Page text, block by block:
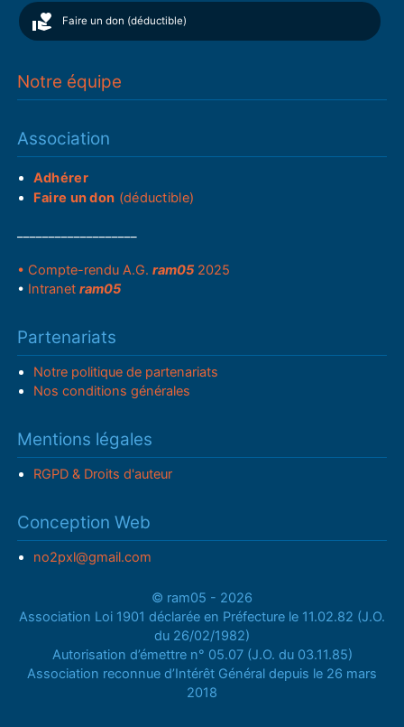
Faire un don (déductible)
Notre équipe
Association
Adhérer
Faire un don (déductible)
• Compte-rendu A.G.ram05 2025
• Intranetram05
Partenariats
Notre politique de partenariats
Nos conditions générales
Mentions légales
RGPD & Droits d'auteur
Conception Web
no2pxl@gmail.com
© ram05 - 2026
Association Loi 1901 déclarée en Préfecture le 11.02.82 (J.O.
du 26/02/1982)
Autorisation d’émettre n° 05.07 (J.O. du 03.11.85)
Association reconnue d’Intérêt Général depuis le 26 mars
2018